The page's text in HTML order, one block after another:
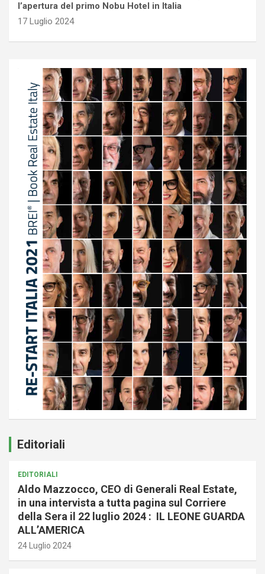
l’apertura del primo Nobu Hotel in Italia
17 Luglio 2024
Editoriali
EDITORIALI
Aldo Mazzocco, CEO di Generali Real Estate,
in una intervista a tutta pagina sul Corriere
della Sera il 22 luglio 2024 : IL LEONE GUARDA
ALL’AMERICA
24 Luglio 2024